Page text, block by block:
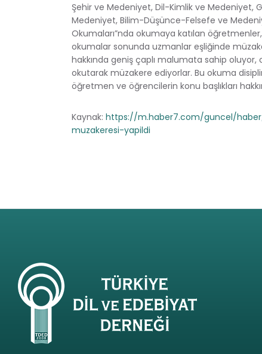
Şehir ve Medeniyet, Dil-Kimlik ve
Medeniyet, Bilim-Düşünce-Felsefe ve
Okumaları”nda okumaya katılan
okumalar sonunda uzmanlar eşliğinde
hakkında geniş çaplı malumata sahip oluyor,
okutarak müzakere ediyorlar. Bu okuma
öğretmen ve öğrencilerin konu başlıkları
Kaynak: https://m.haber7.com/guncel/
muzakeresi-yapildi